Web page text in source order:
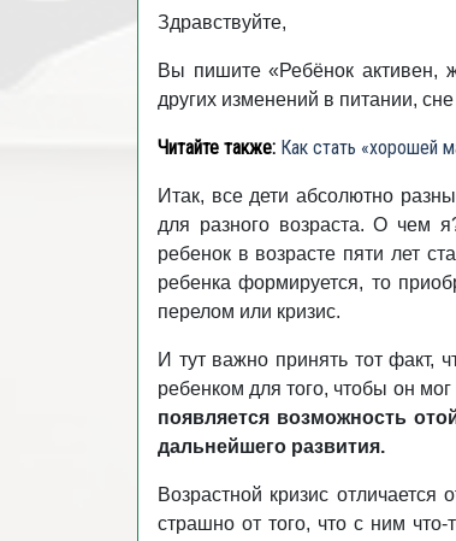
Здравствуйте,
Вы пишите «Ребёнок активен,
других изменений в питании,
Читайте также: Как стать «хорошей
Итак, все дети абсолютно
для разного возраста. О чем
ребенок в возрасте пяти лет
ребенка формируется, то
перелом или кризис.
И тут важно принять тот факт,
ребенком для того, чтобы он
появляется возможность
дальнейшего развития.
Возрастной кризис
страшно от того, что с ним что-